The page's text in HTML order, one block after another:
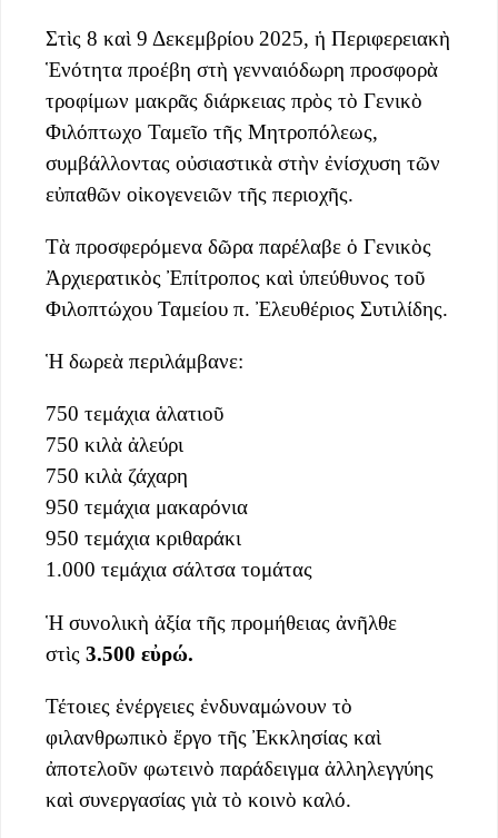
Στὶς 8 καὶ 9 Δεκεμβρίου 2025, ἡ Περιφερειακὴ
Ἑνότητα προέβη στὴ γενναιόδωρη προσφορὰ
τροφίμων μακρᾶς διάρκειας πρὸς τὸ Γενικὸ
Φιλόπτωχο Ταμεῖο τῆς Μητροπόλεως,
συμβάλλοντας οὐσιαστικὰ στὴν ἐνίσχυση τῶν
εὐπαθῶν οἰκογενειῶν τῆς περιοχῆς.
Τὰ προσφερόμενα δῶρα παρέλαβε ὁ Γενικὸς
Ἀρχιερατικὸς Ἐπίτροπος καὶ ὑπεύθυνος τοῦ
Φιλοπτώχου Ταμείου π. Ἐλευθέριος Συτιλίδης.
Ἡ δωρεὰ περιλάμβανε:
750 τεμάχια ἁλατιοῦ
750 κιλὰ ἀλεύρι
750 κιλὰ ζάχαρη
950 τεμάχια μακαρόνια
950 τεμάχια κριθαράκι
1.000 τεμάχια σάλτσα τομάτας
Ἡ συνολικὴ ἀξία τῆς προμήθειας ἀνῆλθε
στὶς 3.500 εὐρώ.
Τέτοιες ἐνέργειες ἐνδυναμώνουν τὸ
φιλανθρωπικὸ ἔργο τῆς Ἐκκλησίας καὶ
ἀποτελοῦν φωτεινὸ παράδειγμα ἀλληλεγγύης
καὶ συνεργασίας γιὰ τὸ κοινὸ καλό.